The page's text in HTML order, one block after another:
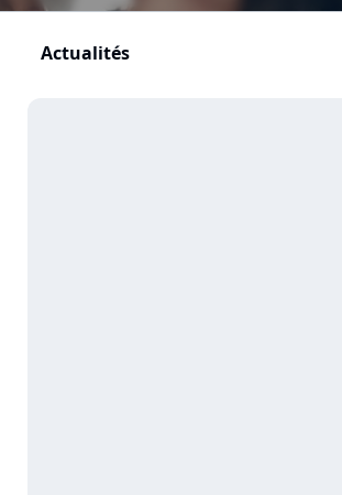
Actualités